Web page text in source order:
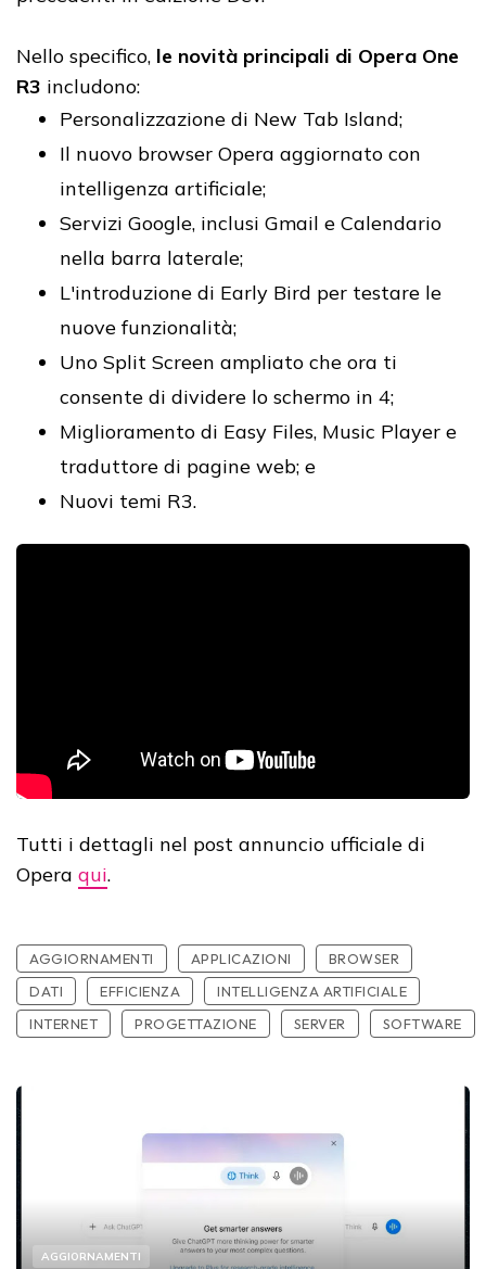
Nello specifico, le novità principali di Opera One
R3 includono:
Personalizzazione di New Tab Island;
Il nuovo browser Opera aggiornato con
intelligenza artificiale;
Servizi Google, inclusi Gmail e Calendario
nella barra laterale;
L'introduzione di Early Bird per testare le
nuove funzionalità;
Uno Split Screen ampliato che ora ti
consente di dividere lo schermo in 4;
Miglioramento di Easy Files, Music Player e
traduttore di pagine web; e
Nuovi temi R3.
Tutti i dettagli nel post annuncio ufficiale di
Opera qui.
AGGIORNAMENTI APPLICAZIONI
BROWSER
DATI
EFFICIENZA
INTELLIGENZA ARTIFICIALE
INTERNET
PROGETTAZIONE SERVER SOFTWARE
AGGIORNAMENTI